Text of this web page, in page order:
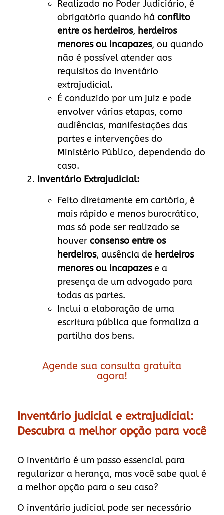
Realizado no Poder Judiciário, é
obrigatório quando há conflito
entre os herdeiros, herdeiros
menores ou incapazes, ou quando
não é possível atender aos
requisitos do inventário
extrajudicial.
É conduzido por um juiz e pode
envolver várias etapas, como
audiências, manifestações das
partes e intervenções do
Ministério Público, dependendo do
caso.
Inventário Extrajudicial:
Feito diretamente em cartório, é
mais rápido e menos burocrático,
mas só pode ser realizado se
houver consenso entre os
herdeiros, ausência de herdeiros
menores ou incapazese a
presença de um advogado para
todas as partes.
Inclui a elaboração de uma
escritura pública que formaliza a
partilha dos bens.
Agende sua consulta gratuita
agora!
Inventário judicial e extrajudicial:
Descubra a melhor opção para você
O inventário é um passo essencial para
regularizar a herança, mas você sabe qual é
a melhor opção para o seu caso?
O inventário judicial pode ser necessário